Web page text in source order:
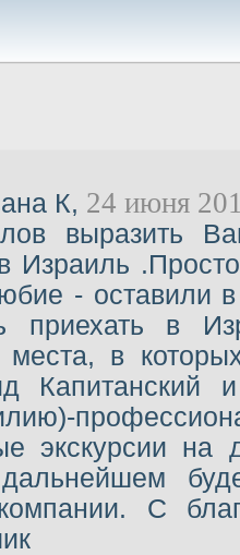
К, 24 июня
выразить
Израиль
- оставили
приехать в
места, в
экскурсии на
С